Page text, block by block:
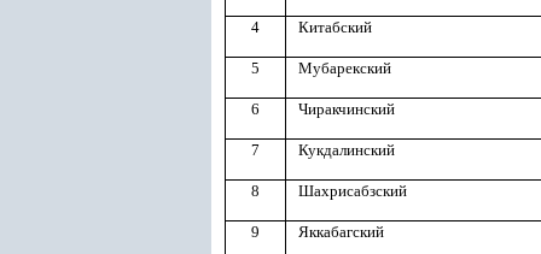
4 Китабский
5 Мубарекский
6 Чиракчинский
7 Кукдалинский
8 Шахрисабзский
9 Яккабагский